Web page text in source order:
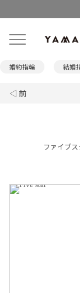
婚約指輪 結婚
◁ 前
ファイブ